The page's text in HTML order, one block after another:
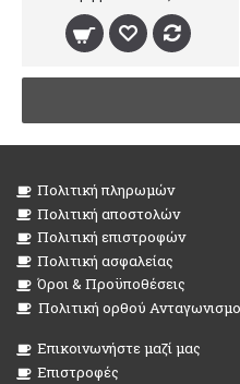
Πολιτική πληρωμών
Πολιτική αποστολών
Πολιτική επιστροφών
Πολιτική ασφαλείας
Όροι & Προϋποθέσεις
Πολιτική ορθού
Επικοινωνήστε μαζί μας
Επιστροφές